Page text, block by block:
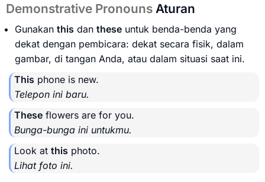
Demonstrative Pronouns Aturan
Gunakan this dan these untuk benda-benda yang
dekat dengan pembicara: dekat secara fisik, dalam
gambar, di tangan Anda, atau dalam situasi saat ini.
This phone is new.
Telepon ini baru.
These flowers are for you.
Bunga-bunga ini untukmu.
Look at this photo.
Lihat foto ini.